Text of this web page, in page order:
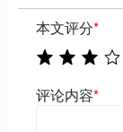
本文评分*
评论内容*